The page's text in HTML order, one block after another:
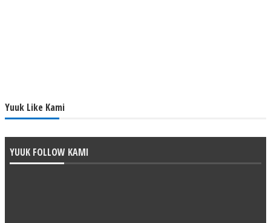
Yuuk Like Kami
YUUK FOLLOW KAMI